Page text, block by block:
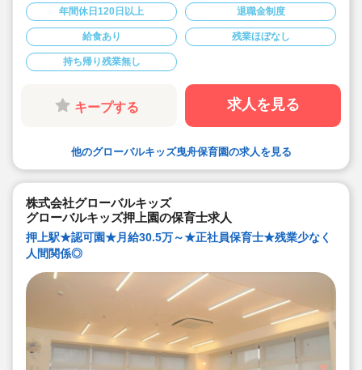
◆年間休日125日以上！
◆子育て期間中は時短勤務OK
◆半日有給OKで子育て中の方も働きやすい環境です
◆会社独自の休暇制度がありますので、独身、既婚者問
わずノビノビと働きやすい環境です。
◆宿舎借上げ制度利用可能です！
◆職員間の人間関係を大事にしています。チーム保育で
新しい仲間も皆でサポート。新卒で不安な方、中途で馴
染めるか不安な方ブランク空けの方、別業種からのキャ
リアチェンジの方！どんな方でもチームでサポートしあ
いながら保育をする環境です
能です！
す！
◆充実の福利厚生、海外研修など腰を据え長く勤務でき
成長し続けられる環境が整っています。
年間休日120日以上 退職金制度
給食あり 残業ほぼなし
持ち帰り残業無し
キープする 求人を見る
他のグローバルキッズ曳舟保育園の求人を見る
株式会社グローバルキッズ
グローバルキッズ押上園の保育士求人
押上駅★認可園★月給30.5万～★正社員保育士★残業少なく
人間関係◎